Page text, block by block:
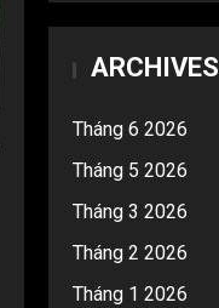
ARCHIVES
Tháng 6 2026
Tháng 5 2026
Tháng 3 2026
Tháng 2 2026
Tháng 1 2026